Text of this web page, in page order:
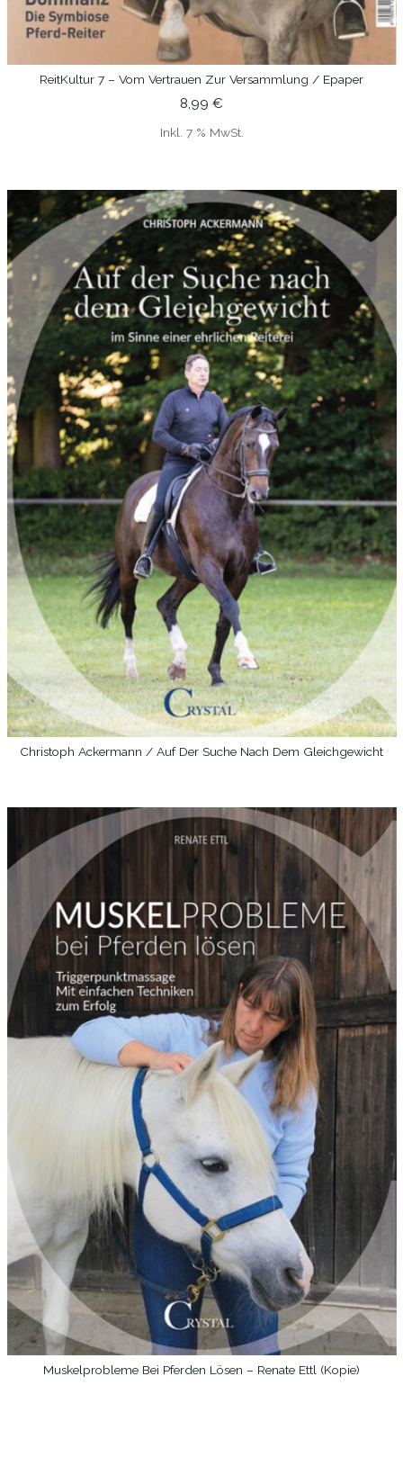
IN DEN WARENKORB
ReitKultur 7 – Vom Vertrauen Zur Versammlung / Epaper
8,99 €
Inkl. 7 % MwSt.
WEITERLESEN
Christoph Ackermann / Auf Der Suche Nach Dem Gleichgewicht
WEITERLESEN
Muskelprobleme Bei Pferden Lösen – Renate Ettl (Kopie)